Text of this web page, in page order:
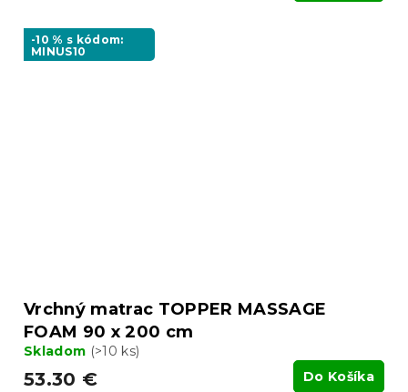
-10 % s kódom:
MINUS10
Vrchný matrac TOPPER MASSAGE
FOAM 90 x 200 cm
Skladom (>10 ks)
53.30 € Do Košíka